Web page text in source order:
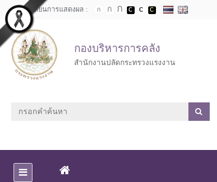
Skip to main content
เปลี่ยนการแสดงผล :
กองบริหารการคลัง
สำนักงานปลัดกระทรวงแรงงาน
(CURRENT)